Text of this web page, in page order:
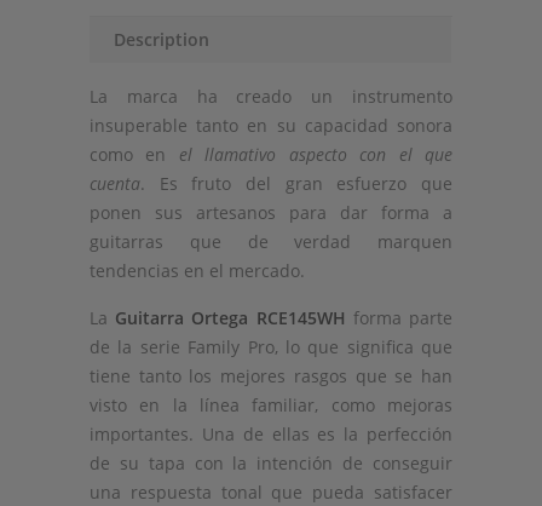
Description
La marca ha creado un instrumento
insuperable tanto en su capacidad sonora
como en el llamativo aspecto con el que
cuenta. Es fruto del gran esfuerzo que
ponen sus artesanos para dar forma a
guitarras que de verdad marquen
tendencias en el mercado.
La Guitarra Ortega RCE145WH forma parte
de la serie Family Pro, lo que significa que
tiene tanto los mejores rasgos que se han
visto en la línea familiar, como mejoras
importantes. Una de ellas es la perfección
de su tapa con la intención de conseguir
una respuesta tonal que pueda satisfacer